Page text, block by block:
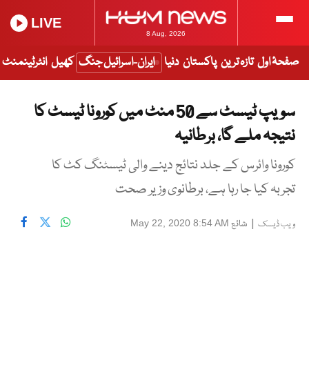
8 Aug, 2026
LIVE
صفحۂ اول تازہ ترین پاکستان دنیا ایران-اسرائیل جنگ کھیل انٹرٹینمنٹ
سویپ ٹیسٹ سے 50 منٹ میں کورونا ٹیسٹ کا
نتیجہ ملے گا، برطانیہ
کورونا وائرس کے جلد نتائج دینے والی ٹیسٹنگ کٹ کا
تجربہ کیا جا رہا ہے، برطانوی وزیر صحت
ویب ڈیسک | شائع May 22, 2020 8:54 AM